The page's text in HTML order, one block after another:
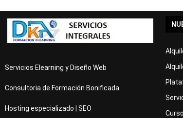
Servicios Elearning y Diseño Web
Consultoria de Formación Bonificada
Hosting especializado | SEO